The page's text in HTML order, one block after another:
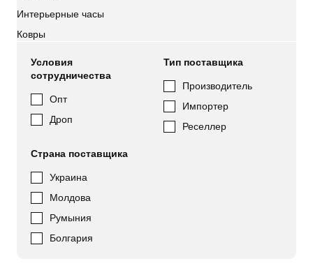
Интерьерные часы
Ковры
Условия
сотрудничества
Опт
Дроп
Тип поставщика
Производитель
Импортер
Реселлер
Страна поставщика
Украина
Молдова
Румыния
Болгария